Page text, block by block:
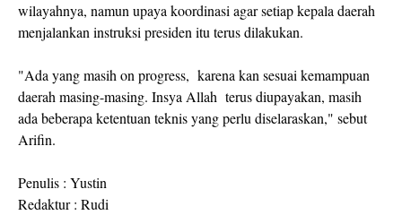
wilayahnya, namun upaya koordinasi agar setiap kepala daerah
menjalankan instruksi presiden itu terus dilakukan.
"Ada yang masih on progress, karena kan sesuai kemampuan
daerah masing-masing. Insya Allah terus diupayakan, masih
ada beberapa ketentuan teknis yang perlu diselaraskan," sebut
Arifin.
Penulis : Yustin
Redaktur : Rudi